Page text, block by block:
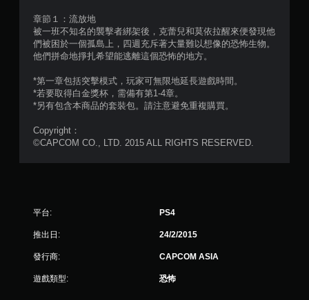
顆
1
章節１：流放地
被一班不知名的襲擊者綁架後，克蕾兒和莫依拉醒來便發現他
們被困於一個孤島上，四週充斥著大量難以想像的恐怖生物。
他們拼命地掙扎希望能逃離這個恐怖的地方。
*第一章包括突擊模式，玩家可無限地延長遊戲時間。
*若要取得白金獎杯，需備有第1-4章。
*另有包含本商品的套裝包。請注意避免重複購買。
Copyright：
©CAPCOM CO., LTD. 2015 ALL RIGHTS RESERVED.
平台: PS4
推出日: 24/2/2015
發行商: CAPCOM ASIA
遊戲類型: 恐怖